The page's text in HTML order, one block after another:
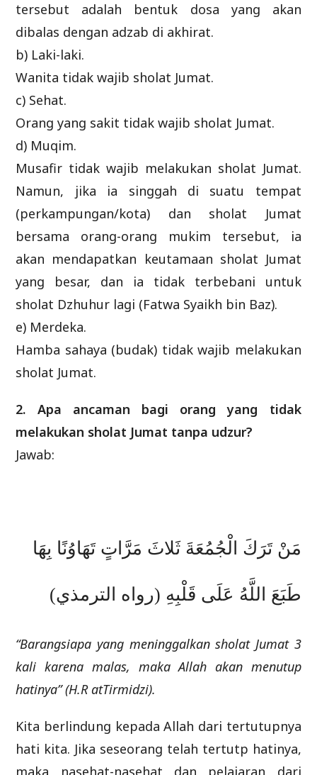
tersebut adalah bentuk dosa yang akan
dibalas dengan adzab di akhirat.
b) Laki-laki.
Wanita tidak wajib sholat Jumat.
c) Sehat.
Orang yang sakit tidak wajib sholat Jumat.
d) Muqim.
Musafir tidak wajib melakukan sholat Jumat.
Namun, jika ia singgah di suatu tempat
(perkampungan/kota) dan sholat Jumat
bersama orang-orang mukim tersebut, ia
akan mendapatkan keutamaan sholat Jumat
yang besar, dan ia tidak terbebani untuk
sholat Dzhuhur lagi (Fatwa Syaikh bin Baz).
e) Merdeka.
Hamba sahaya (budak) tidak wajib melakukan
sholat Jumat.
2. Apa ancaman bagi orang yang tidak
melakukan sholat Jumat tanpa udzur?
Jawab:
مَنْ تَرَكَ الْجُمُعَةَ ثَلاثَ مَرَّاتٍ تَهَاوُنًا بِهَا
طَبَعَ اللَّهُ عَلَى قَلْبِهِ (رواه الترمذي)
“Barangsiapa yang meninggalkan sholat Jumat 3
kali karena malas, maka Allah akan menutup
hatinya” (H.R atTirmidzi).
Kita berlindung kepada Allah dari tertutupnya
hati kita. Jika seseorang telah tertutp hatinya,
maka nasehat-nasehat dan pelajaran dari